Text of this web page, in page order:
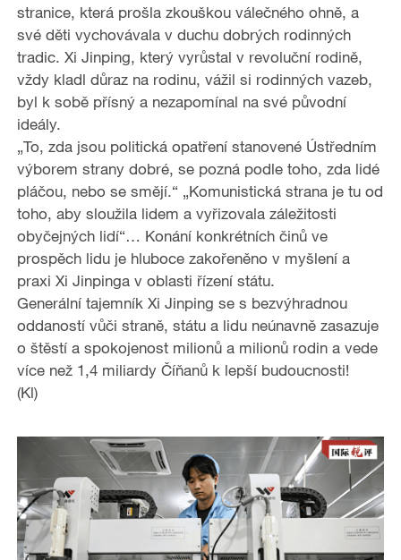
V
i
d
e
o
stranice, která prošla zkouškou válečného ohně, a
své děti vychovávala v duchu dobrých rodinných
tradic. Xi Jinping, který vyrůstal v revoluční rodině,
vždy kladl důraz na rodinu, vážil si rodinných vazeb,
byl k sobě přísný a nezapomínal na své původní
ideály.
„To, zda jsou politická opatření stanovené Ústředním
výborem strany dobré, se pozná podle toho, zda lidé
pláčou, nebo se smějí.“ „Komunistická strana je tu od
toho, aby sloužila lidem a vyřizovala záležitosti
obyčejných lidí“… Konání konkrétních činů ve
prospěch lidu je hluboce zakořeněno v myšlení a
praxi Xi Jinpinga v oblasti řízení státu.
Generální tajemník Xi Jinping se s bezvýhradnou
oddaností vůči straně, státu a lidu neúnavně zasazuje
o štěstí a spokojenost milionů a milionů rodin a vede
více než 1,4 miliardy Číňanů k lepší budoucnosti!
(Kl)